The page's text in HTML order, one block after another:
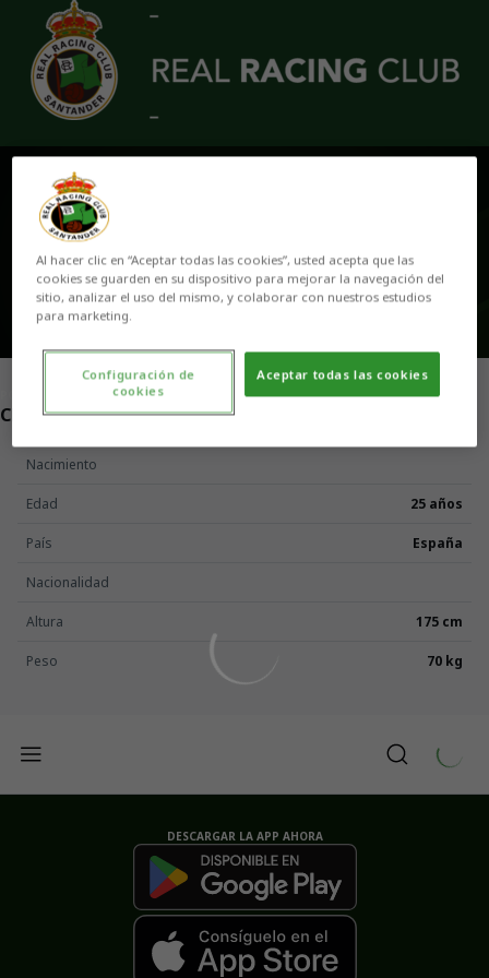
CENTROCAMPISTA
Nacimiento
Edad 25 años
País España
Nacionalidad
Altura 175 cm
Peso 70 kg
DESCARGAR LA APP AHORA
Al hacer clic en “Aceptar todas las cookies”, usted acepta que las
cookies se guarden en su dispositivo para mejorar la navegación del
sitio, analizar el uso del mismo, y colaborar con nuestros estudios
para marketing.
Aceptar todas las cookies
Configuración de
cookies